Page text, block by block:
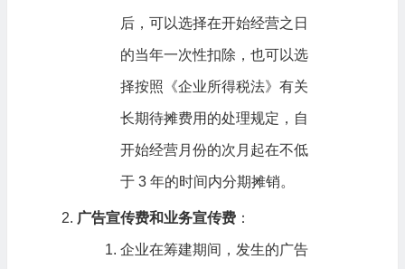
后，可以选择在开始经营之日
的当年一次性扣除，也可以选
择按照《企业所得税法》有关
长期待摊费用的处理规定，自
开始经营月份的次月起在不低
于 3 年的时间内分期摊销。
广告宣传费和业务宣传费：
企业在筹建期间，发生的广告